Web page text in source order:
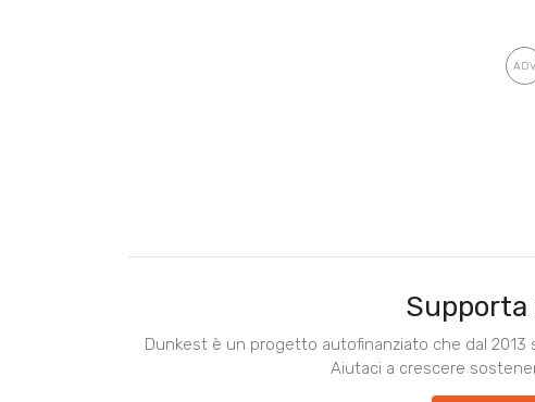
Supporta
Dunkest è un progetto autofinanziato che dal
Aiutaci a crescere